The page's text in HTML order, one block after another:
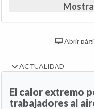
Abrir
ACTUALIDAD
El calor extremo
trabajadores al